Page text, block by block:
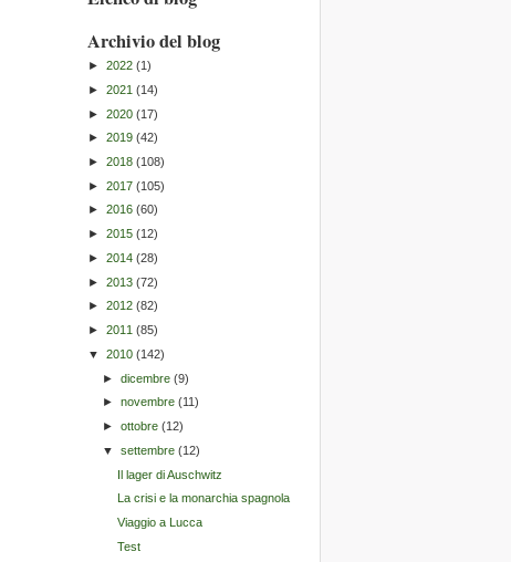
Archivio del blog
► 2022 (1)
► 2021 (14)
► 2020 (17)
► 2019 (42)
► 2018 (108)
► 2017 (105)
► 2016 (60)
► 2015 (12)
► 2014 (28)
► 2013 (72)
► 2012 (82)
► 2011 (85)
▼ 2010 (142)
►dicembre(9)
►novembre(11)
►ottobre(12)
▼settembre(12)
Il lager di Auschwitz
La crisi e la monarchia spagnola
Viaggio a Lucca
Test